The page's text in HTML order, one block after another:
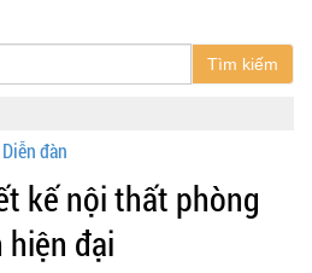
Tìm kiếm
Diễn đàn
kế nội thất phòng
đại